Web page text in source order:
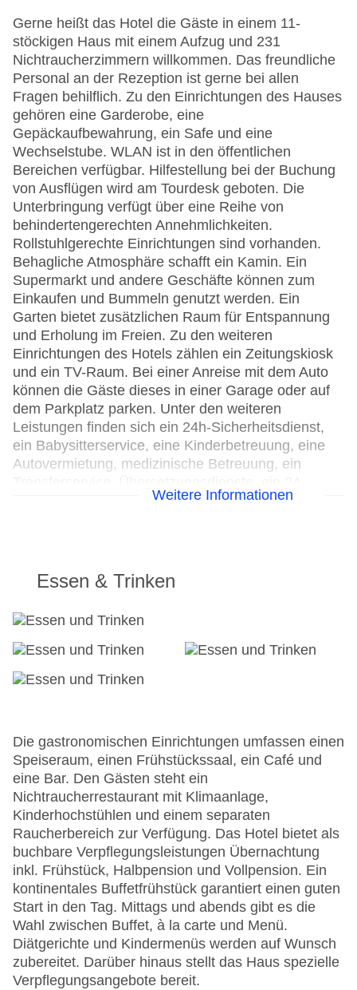
Gerne heißt das Hotel die Gäste in einem 11-
stöckigen Haus mit einem Aufzug und 231
Nichtraucherzimmern willkommen. Das freundliche
Personal an der Rezeption ist gerne bei allen
Fragen behilflich. Zu den Einrichtungen des Hauses
gehören eine Garderobe, eine
Gepäckaufbewahrung, ein Safe und eine
Wechselstube. WLAN ist in den öffentlichen
Bereichen verfügbar. Hilfestellung bei der Buchung
von Ausflügen wird am Tourdesk geboten. Die
Unterbringung verfügt über eine Reihe von
behindertengerechten Annehmlichkeiten.
Rollstuhlgerechte Einrichtungen sind vorhanden.
Behagliche Atmosphäre schafft ein Kamin. Ein
Supermarkt und andere Geschäfte können zum
Einkaufen und Bummeln genutzt werden. Ein
Garten bietet zusätzlichen Raum für Entspannung
und Erholung im Freien. Zu den weiteren
Einrichtungen des Hotels zählen ein Zeitungskiosk
und ein TV-Raum. Bei einer Anreise mit dem Auto
können die Gäste dieses in einer Garage oder auf
dem Parkplatz parken. Unter den weiteren
Leistungen finden sich ein 24h-Sicherheitsdienst,
ein Babysitterservice, eine Kinderbetreuung, eine
Autovermietung, medizinische Betreuung, ein
Stunden-Zimmerservice, ein Weckdienst, ein
Fahrradverleih. Kostenfrei steht Gästen die
Tageszeitung zur Verfügung. Bei Geschäftlichem
hilft das Business-Center gerne weiter und bietet
ein Faxgerät an.
Parkplatz
Konferenzraum
Garage
Garten: ohne Gebühr
Hoteleröffnung: 2010
Hotelsafe
WLAN/WiFi im Hotel
Lift
Minimarkt
Anzahl der Konferenzräume: 1
Anzahl der Aufzüge: 1
Haustiere: gegen Gebühr
Zimmerservice
Gesamtanzahl der Stockwerke: 11
Gesamtanzahl der Zimmer: 231
Weitere Informationen
Essen & Trinken
Die gastronomischen Einrichtungen umfassen einen
Speiseraum, einen Frühstückssaal, ein Café und
eine Bar. Den Gästen steht ein
Nichtraucherrestaurant mit Klimaanlage,
Kinderhochstühlen und einem separaten
Raucherbereich zur Verfügung. Das Hotel bietet als
buchbare Verpflegungsleistungen Übernachtung
inkl. Frühstück, Halbpension und Vollpension. Ein
kontinentales Buffetfrühstück garantiert einen guten
Start in den Tag. Mittags und abends gibt es die
Wahl zwischen Buffet, à la carte und Menü.
Diätgerichte und Kindermenüs werden auf Wunsch
zubereitet. Darüber hinaus stellt das Haus spezielle
Verpflegungsangebote bereit.